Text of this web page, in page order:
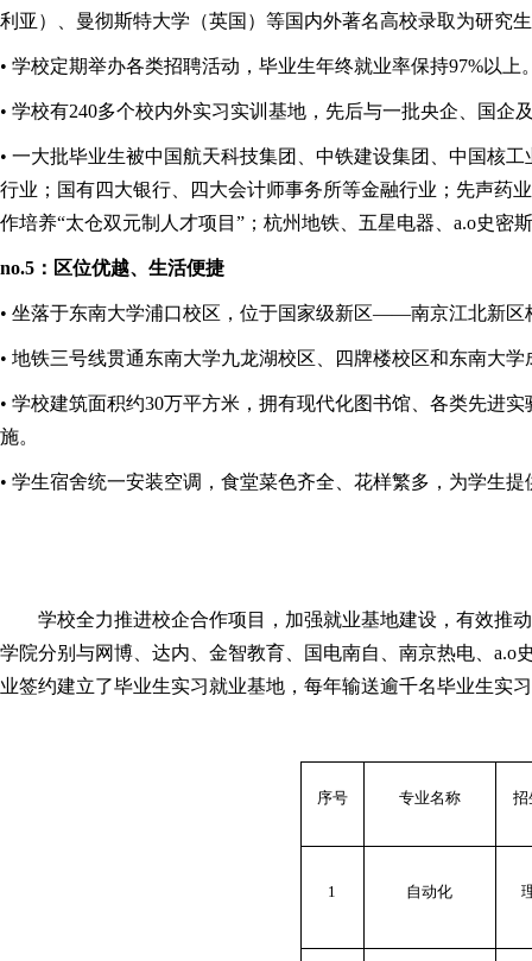
利亚）、曼彻斯特大学（英国）等国内外著名高校录取为研究
• 学校定期举办各类招聘活动，毕业生年终就业率保持97%以上
• 学校有240多个校内外实习实训基地，先后与一批央企、国
• 一大批毕业生被中国航天科技集团、中铁建设集团、中国核
行业；国有四大银行、四大会计师事务所等金融行业；先声药
作培养“太仓双元制人才项目”；杭州地铁、五星电器、a.o史
no.5：区位优越、生活便捷
• 坐落于东南大学浦口校区，位于国家级新区——南京江北新区
• 地铁三号线贯通东南大学九龙湖校区、四牌楼校区和东南大
• 学校建筑面积约30万平方米，拥有现代化图书馆、各类先进
施。
• 学生宿舍统一安装空调，食堂菜色齐全、花样繁多，为学生
学校全力推进校企合作项目，加强就业基地建设，有效推
学院分别与网博、达内、金智教育、国电南自、南京热电、
业签约建立了毕业生实习就业基地，每年输送逾千名毕业生实
序号 专业名称 招
1 自动化